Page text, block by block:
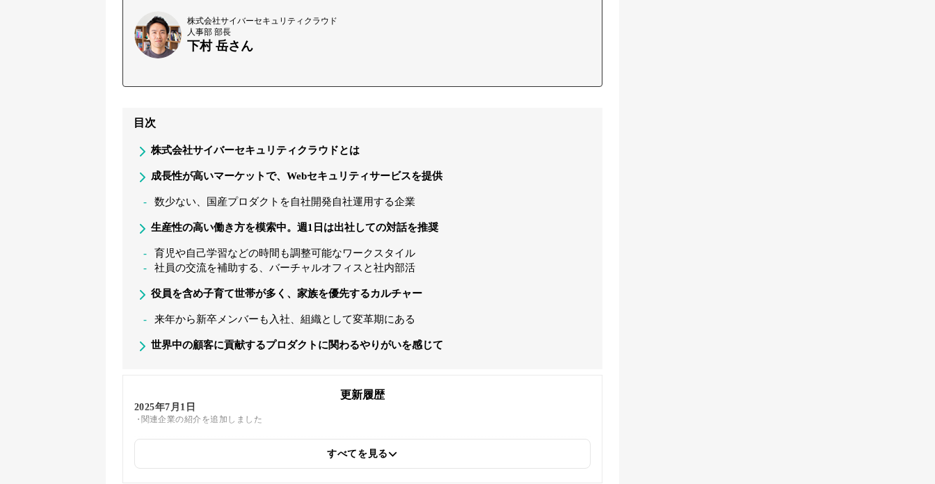
株式会社サイバーセキュリティクラウド
人事部 部長
下村 岳さん
目次
株式会社サイバーセキュリティクラウドとは
成長性が高いマーケットで、Webセキュリティサービスを提供
数少ない、国産プロダクトを自社開発自社運用する企業
生産性の高い働き方を模索中。週1日は出社しての対話を推奨
育児や自己学習などの時間も調整可能なワークスタイル
社員の交流を補助する、バーチャルオフィスと社内部活
役員を含め子育て世帯が多く、家族を優先するカルチャー
来年から新卒メンバーも入社、組織として変革期にある
世界中の顧客に貢献するプロダクトに関わるやりがいを感じて
更新履歴
2025年7月1日
関連企業の紹介を追加しました
筆者情報を更新しました
すべてを見る